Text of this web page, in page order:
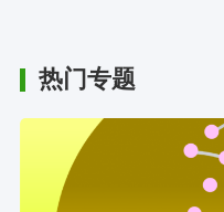
热门专题